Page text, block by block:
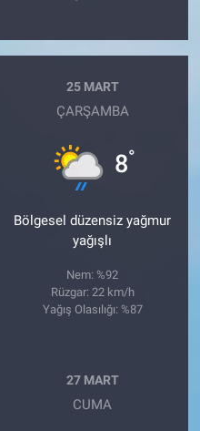
25 MART
ÇARŞAMBA
8°
Bölgesel düzensiz yağmur
yağışlı
Nem: %92
Rüzgar: 22 km/h
Yağış Olasılığı: %87
27 MART
CUMA